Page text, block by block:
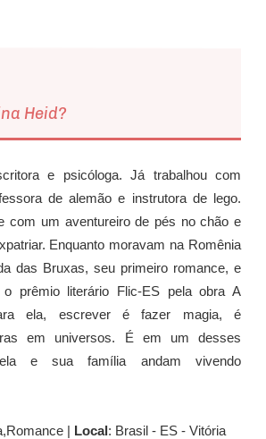
Heid?
e psicóloga. Já trabalhou com
de alemão e instrutora de lego.
com um aventureiro de pés no chão e
Enquanto moravam na Romênia
das Bruxas, seu primeiro romance, e
prêmio literário Flic-ES pela obra A
ela, escrever é fazer magia, é
em universos. É em um desses
e sua família andam vivendo
| Local : Brasil - ES - Vitória